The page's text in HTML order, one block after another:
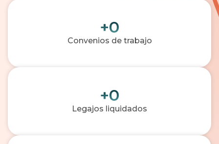
+0
Convenios de trabajo
+0
Legajos liquidados